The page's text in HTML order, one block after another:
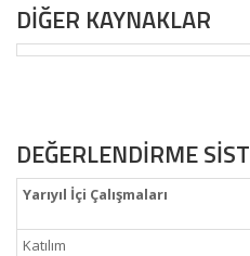
DİĞER KAYNAKLAR
DEĞERLENDİRME
Yarıyıl İçi Çalışmaları
Katılım